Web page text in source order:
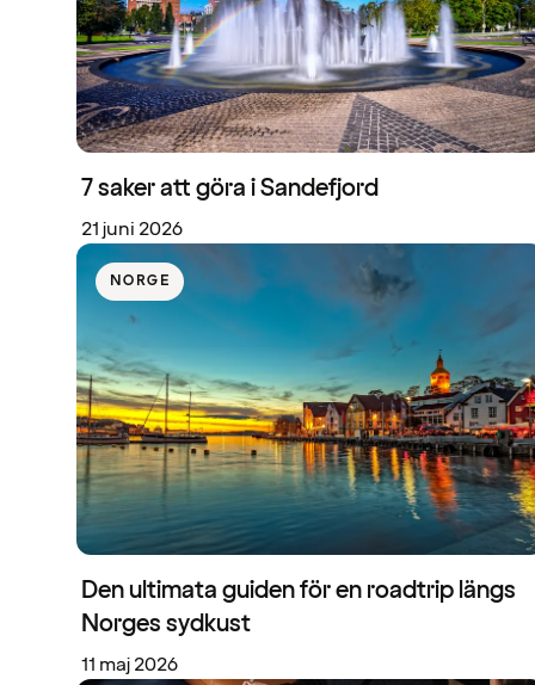
7 saker att göra i Sandefjord
21 juni 2026
NORGE
Den ultimata guiden för en roadtrip längs
Norges sydkust
11 maj 2026